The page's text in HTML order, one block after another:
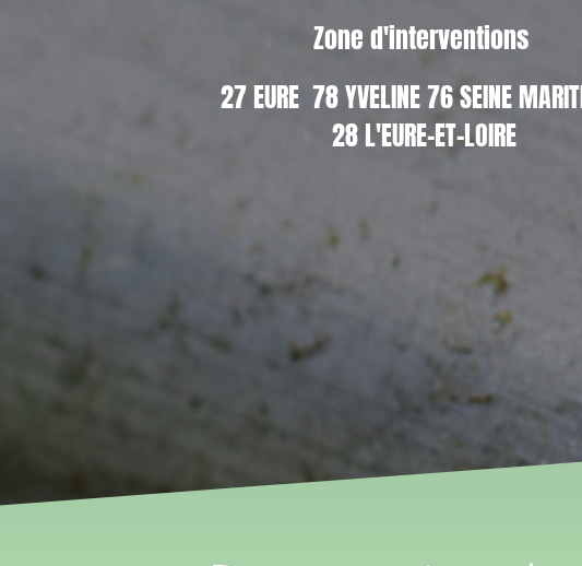
Zone d'interventions
27 EURE 78 YVELINE 76 SEINE
28 L'EURE-ET-LOIRE